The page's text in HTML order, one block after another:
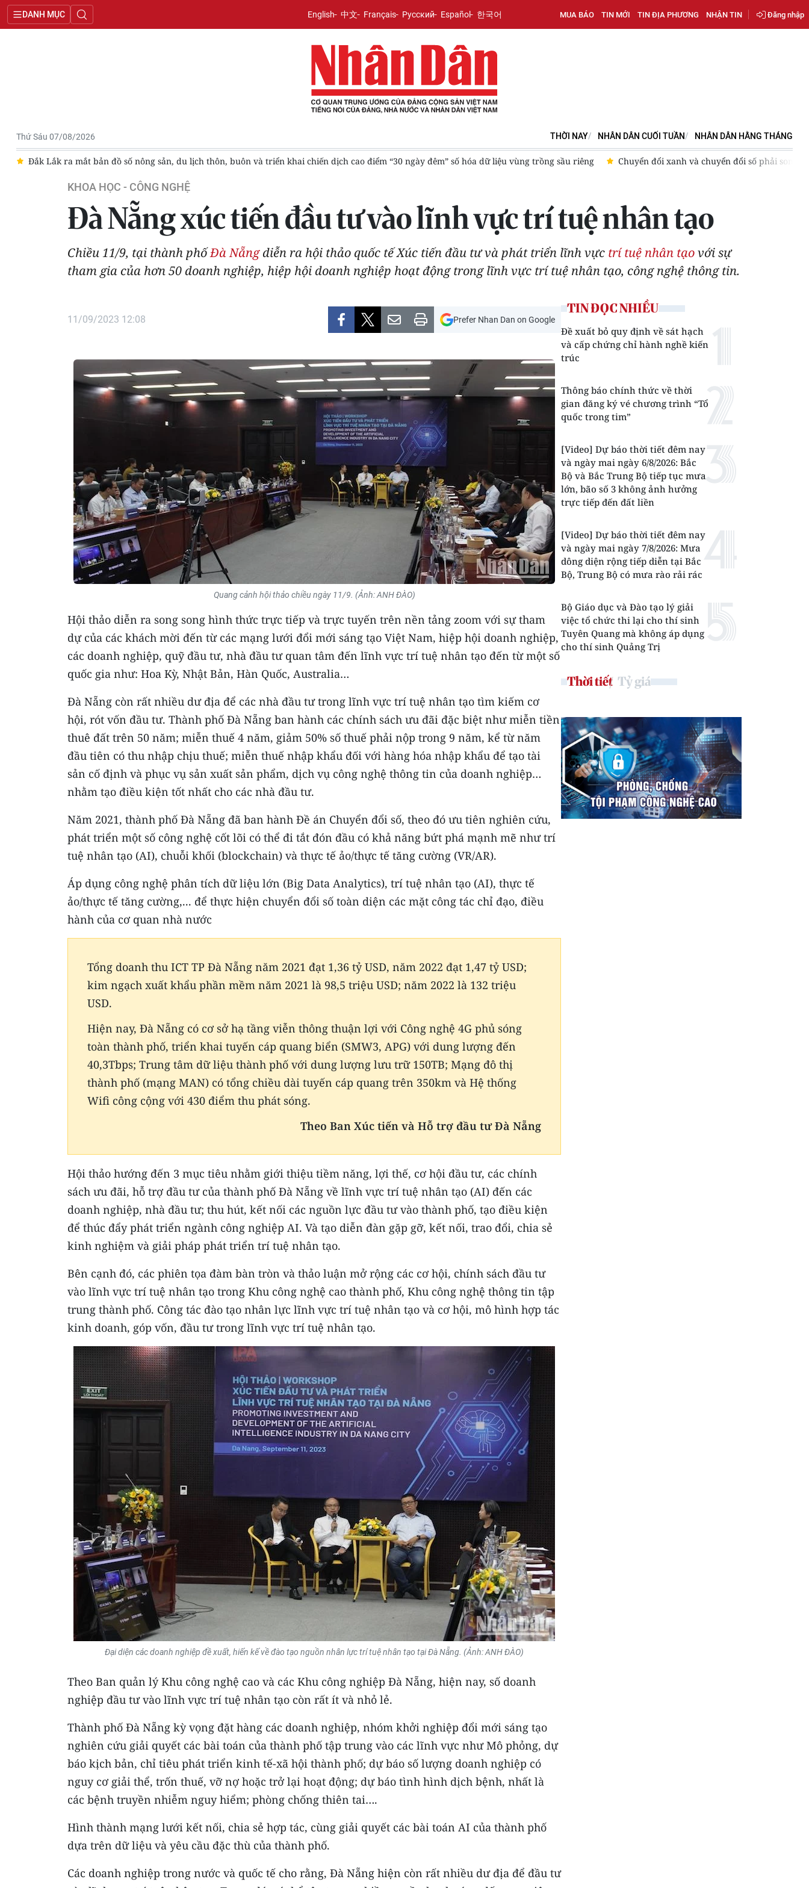
DANH MỤC English 中文 Français Русский Español 한국어 MUA BÁO TIN MỚI TIN ĐỊA PHƯƠNG NHẬN TIN Đăng nhập
Thứ Sáu 07/08/2026 THỜI NAY NHÂN DÂN CUỐI TUẦN NHÂN DÂN HẰNG THÁNG
Lắk ra mắt bản đồ số nông sản, du lịch thôn, buôn và triển khai chiến dịch cao điểm “30 ngày đêm” số hóa dữ liệu vùng trồng sầu riêng Chuyển đổi xanh và chuyển đổi số phải song hành
KHOA HỌC - CÔNG NGHỆ
Đà Nẵng xúc tiến đầu tư vào lĩnh vực trí tuệ nhân tạo
Chiều 11/9, tại thành phốĐà Nẵngdiễn ra hội thảo quốc tế Xúc tiến đầu tư và phát triển lĩnh vực trí tuệ nhân tạovới sự
tham gia của hơn 50 doanh nghiệp, hiệp hội doanh nghiệp hoạt động trong lĩnh vực trí tuệ nhân tạo, công nghệ thông tin.
11/09/2023 12:08 Prefer Nhan Dan on Google
Quang cảnh hội thảo chiều ngày 11/9. (Ảnh: ANH ĐÀO)
Hội thảo diễn ra song song hình thức trực tiếp và trực tuyến trên nền tảng zoom với sự tham
dự của các khách mời đến từ các mạng lưới đổi mới sáng tạo Việt Nam, hiệp hội doanh nghiệp,
các doanh nghiệp, quỹ đầu tư, nhà đầu tư quan tâm đến lĩnh vực trí tuệ nhân tạo đến từ một số
quốc gia như: Hoa Kỳ, Nhật Bản, Hàn Quốc, Australia…
Đà Nẵng còn rất nhiều dư địa để các nhà đầu tư trong lĩnh vực trí tuệ nhân tạo tìm kiếm cơ
hội, rót vốn đầu tư. Thành phố Đà Nẵng ban hành các chính sách ưu đãi đặc biệt như miễn tiền
thuê đất trên 50 năm; miễn thuế 4 năm, giảm 50% số thuế phải nộp trong 9 năm, kể từ năm
đầu tiên có thu nhập chịu thuế; miễn thuế nhập khẩu đối với hàng hóa nhập khẩu để tạo tài
sản cố định và phục vụ sản xuất sản phẩm, dịch vụ công nghệ thông tin của doanh nghiệp…
nhằm tạo điều kiện tốt nhất cho các nhà đầu tư.
Năm 2021, thành phố Đà Nẵng đã ban hành Đề án Chuyển đổi số, theo đó ưu tiên nghiên cứu,
phát triển một số công nghệ cốt lõi có thể đi tắt đón đầu có khả năng bứt phá mạnh mẽ như trí
tuệ nhân tạo (AI), chuỗi khối (blockchain) và thực tế ảo/thực tế tăng cường (VR/AR).
Áp dụng công nghệ phân tích dữ liệu lớn (Big Data Analytics), trí tuệ nhân tạo (AI), thực tế
ảo/thực tế tăng cường,... để thực hiện chuyển đổi số toàn diện các mặt công tác chỉ đạo, điều
hành của cơ quan nhà nước
Tổng doanh thu ICT TP Đà Nẵng năm 2021 đạt 1,36 tỷ USD, năm 2022 đạt 1,47 tỷ USD;
kim ngạch xuất khẩu phần mềm năm 2021 là 98,5 triệu USD; năm 2022 là 132 triệu
USD.
Hiện nay, Đà Nẵng có cơ sở hạ tầng viễn thông thuận lợi với Công nghệ 4G phủ sóng
toàn thành phố, triển khai tuyến cáp quang biển (SMW3, APG) với dung lượng đến
40,3Tbps; Trung tâm dữ liệu thành phố với dung lượng lưu trữ 150TB; Mạng đô thị
thành phố (mạng MAN) có tổng chiều dài tuyến cáp quang trên 350km và Hệ thống
Wifi công cộng với 430 điểm thu phát sóng.
Theo Ban Xúc tiến và Hỗ trợ đầu tư Đà Nẵng
Hội thảo hướng đến 3 mục tiêu nhằm giới thiệu tiềm năng, lợi thế, cơ hội đầu tư, các chính
sách ưu đãi, hỗ trợ đầu tư của thành phố Đà Nẵng về lĩnh vực trí tuệ nhân tạo (AI) đến các
doanh nghiệp, nhà đầu tư; thu hút, kết nối các nguồn lực đầu tư vào thành phố, tạo điều kiện
để thúc đẩy phát triển ngành công nghiệp AI. Và tạo diễn đàn gặp gỡ, kết nối, trao đổi, chia sẻ
kinh nghiệm và giải pháp phát triển trí tuệ nhân tạo.
Bên cạnh đó, các phiên tọa đàm bàn tròn và thảo luận mở rộng các cơ hội, chính sách đầu tư
vào lĩnh vực trí tuệ nhân tạo trong Khu công nghệ cao thành phố, Khu công nghệ thông tin tập
trung thành phố. Công tác đào tạo nhân lực lĩnh vực trí tuệ nhân tạo và cơ hội, mô hình hợp tác
kinh doanh, góp vốn, đầu tư trong lĩnh vực trí tuệ nhân tạo.
Đại diện các doanh nghiệp đề xuất, hiến kế về đào tạo nguồn nhân lực trí tuệ nhân tạo tại Đà Nẵng. (Ảnh: ANH ĐÀO)
Theo Ban quản lý Khu công nghệ cao và các Khu công nghiệp Đà Nẵng, hiện nay, số doanh
nghiệp đầu tư vào lĩnh vực trí tuệ nhân tạo còn rất ít và nhỏ lẻ.
Thành phố Đà Nẵng kỳ vọng đặt hàng các doanh nghiệp, nhóm khởi nghiệp đổi mới sáng tạo
nghiên cứu giải quyết các bài toán của thành phố tập trung vào các lĩnh vực như Mô phỏng, dự
báo kịch bản, chỉ tiêu phát triển kinh tế-xã hội thành phố; dự báo số lượng doanh nghiệp có
nguy cơ giải thể, trốn thuế, vỡ nợ hoặc trở lại hoạt động; dự báo tình hình dịch bệnh, nhất là
các bệnh truyền nhiễm nguy hiểm; phòng chống thiên tai….
Hình thành mạng lưới kết nối, chia sẻ hợp tác, cùng giải quyết các bài toán AI của thành phố
dựa trên dữ liệu và yêu cầu đặc thù của thành phố.
Các doanh nghiệp trong nước và quốc tế cho rằng, Đà Nẵng hiện còn rất nhiều dư địa để đầu tư
TIN ĐỌC NHIỀU
Đề xuất bỏ quy định về sát hạch
và cấp chứng chỉ hành nghề kiến
trúc
Thông báo chính thức về thời
gian đăng ký vé chương trình “Tổ
quốc trong tim”
[Video] Dự báo thời tiết đêm nay
và ngày mai ngày 6/8/2026: Bắc
Bộ và Bắc Trung Bộ tiếp tục mưa
lớn, bão số 3 không ảnh hưởng
trực tiếp đến đất liền
[Video] Dự báo thời tiết đêm nay
và ngày mai ngày 7/8/2026: Mưa
dông diện rộng tiếp diễn tại Bắc
Bộ, Trung Bộ có mưa rào rải rác
Bộ Giáo dục và Đào tạo lý giải
việc tổ chức thi lại cho thí sinh
Tuyên Quang mà không áp dụng
cho thí sinh Quảng Trị
Thời tiết Tỷ giá